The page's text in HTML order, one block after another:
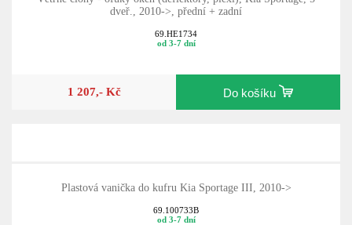
dveř., 2010->, přední + zadní
69.HE1734
od 3-7 dní
1 207,- Kč Do košíku
Plastová vanička do kufru Kia Sportage III, 2010->
69.100733B
od 3-7 dní